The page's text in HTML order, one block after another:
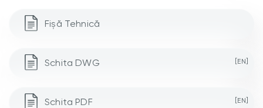
Fișă Tehnică
Schita DWG [EN]
Schita PDF [EN]